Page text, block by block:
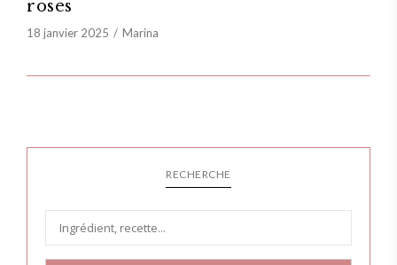
roses
18 janvier 2025 Marina
RECHERCHE